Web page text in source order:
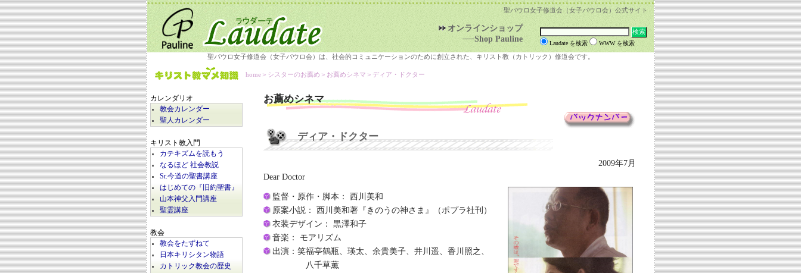
聖パウロ女子修道会（女子パウロ会）公式サイト
オンラインショップ
──Shop Pauline
Laudate を検索 WWW を検索
聖パウロ女子修道会（女子パウロ会）は、社会的コミュニケーションのために創立された、キリスト教（カトリック）修道会です。
カレンダリオ
教会カレンダー
聖人カレンダー
キリスト教入門
カテキズムを読もう
なるほど 社会教説
Sr.今道の聖書講座
はじめての『旧約聖書』
山本神父入門講座
聖霊講座
教会
教会をたずねて
日本キリシタン物語
カトリック教会の歴史
home ＞シスターのお薦め＞ お薦めシネマ ＞ディア・ドクター
お薦めシネマ
ディア・ドクター
2009年7月
Dear Doctor
監督・原作・脚本： 西川美和
原案小説： 西川美和著『きのうの神さま』（ポプラ社刊）
衣装デザイン： 黒澤和子
音楽： モアリズム
出演：笑福亭鶴瓶、瑛太、余貴美子、井川遥、香川照之、
八千草薫